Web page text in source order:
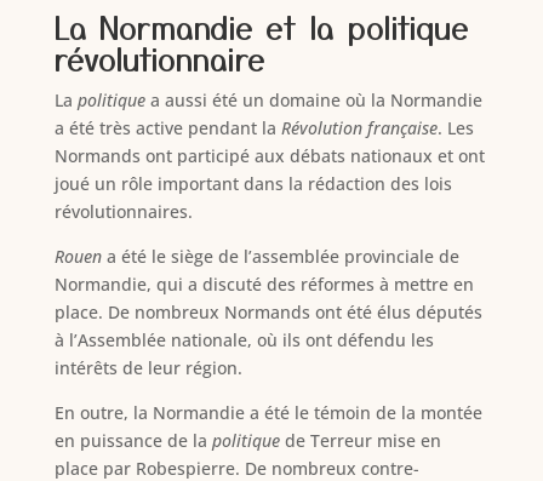
La Normandie et la politique
révolutionnaire
La politiquea aussi été un domaine où la Normandie
a été très active pendant la Révolution française. Les
Normands ont participé aux débats nationaux et ont
joué un rôle important dans la rédaction des lois
révolutionnaires.
Rouena été le siège de l’assemblée provinciale de
Normandie, qui a discuté des réformes à mettre en
place. De nombreux Normands ont été élus députés
à l’Assemblée nationale, où ils ont défendu les
intérêts de leur région.
En outre, la Normandie a été le témoin de la montée
en puissance de la politiquede Terreur mise en
place par Robespierre. De nombreux contre-